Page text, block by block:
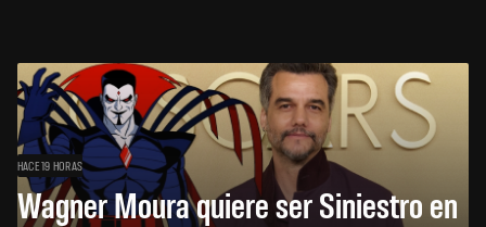
HACE 19 HORAS
Wagner Moura quiere ser Siniestro en